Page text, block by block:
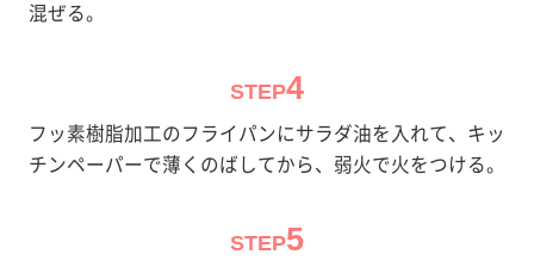
混ぜる。
STEP4
フッ素樹脂加工のフライパンにサラダ油を入れて、キッ
チンペーパーで薄くのばしてから、弱火で火をつける。
STEP5